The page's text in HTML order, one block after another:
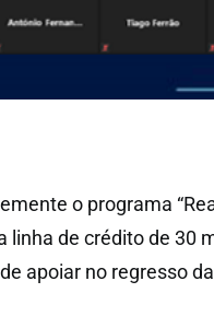
o programa
linha de crédito de 30
apoiar no regresso